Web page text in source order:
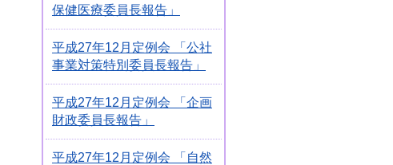
保健医療委員長報告」
平成27年12月定例会 「公社
事業対策特別委員長報告」
平成27年12月定例会 「企画
財政委員長報告」
平成27年12月定例会 「自然